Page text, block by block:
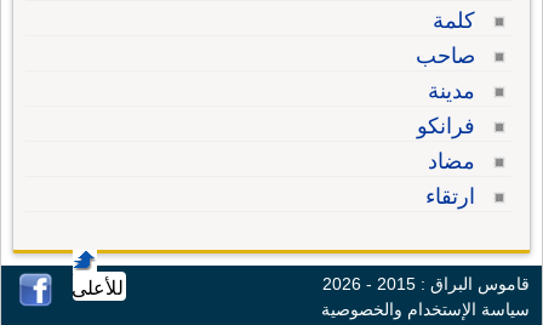
كلمة
صاحب
مدينة
فرانكو
مضاد
ارتقاء
للأعلى
قاموس البراق : 2015 - 2026
سياسة الإستخدام والخصوصية